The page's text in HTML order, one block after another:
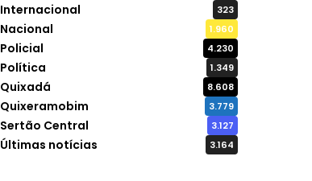
Internacional 323
Nacional 1.960
Policial 4.230
Política 1.349
Quixadá 8.608
Quixeramobim 3.779
Sertão Central 3.127
Últimas notícias 3.164